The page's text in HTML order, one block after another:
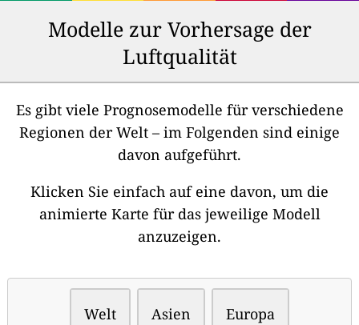
Modelle zur Vorhersage der
Luftqualität
Es gibt viele Prognosemodelle für verschiedene
Regionen der Welt – im Folgenden sind einige
davon aufgeführt.
Klicken Sie einfach auf eine davon, um die
animierte Karte für das jeweilige Modell
anzuzeigen.
Welt Asien Europa